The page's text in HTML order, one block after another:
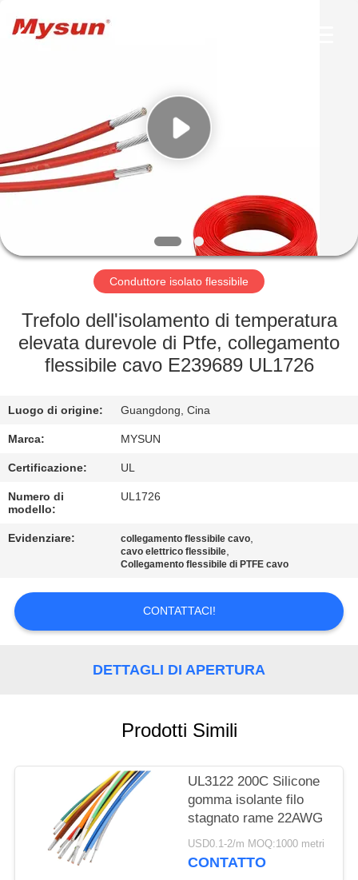
PRODOTTI
CIRCA
GIRO
FABBRICA
CONTROLLO
QUALITÀ
CONTATTICI
RICHIEDA
UNA
CITAZIONE
MAPPA
Insulation
Materials
Conduttore isolato flessibile
Trefolo dell'isolamento di temperatura
elevata durevole di Ptfe, collegamento
flessibile cavo E239689 UL1726
Luogo di origine: Guangdong, Cina
Marca: MYSUN
Certificazione: UL
Numero di
modello:
UL1726
Evidenziare: collegamento flessibile cavo,
cavo elettrico flessibile,
Collegamento flessibile di PTFE cavo
CONTATTACI!
DETTAGLI DI APERTURA
Prodotti Simili
UL3122 200C Silicone
gomma isolante filo
stagnato rame 22AWG
USD0.1-2/m MOQ:1000 metri
CONTATTO